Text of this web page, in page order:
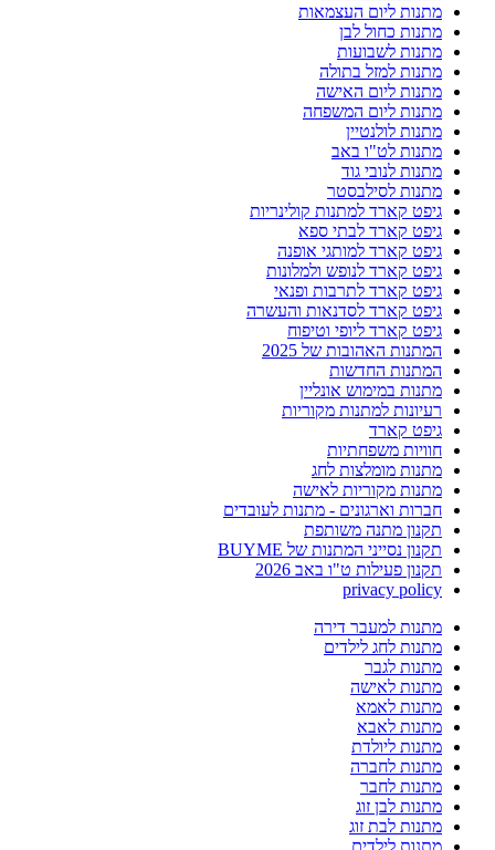
מתנות ליום העצמאות
מתנות כחול לבן
מתנות לשבועות
מתנות למזל בתולה
מתנות ליום האישה
מתנות ליום המשפחה
מתנות לולנטיין
מתנות לט"ו באב
מתנות לנובי גוד
מתנות לסילבסטר
גיפט קארד למתנות קולינריות
גיפט קארד לבתי ספא
גיפט קארד למותגי אופנה
גיפט קארד לנופש ולמלונות
גיפט קארד לתרבות ופנאי
גיפט קארד לסדנאות והעשרה
גיפט קארד ליופי וטיפוח
המתנות האהובות של 2025
המתנות החדשות
מתנות במימוש אונליין
רעיונות למתנות מקוריות
גיפט קארד
חוויות משפחתיות
מתנות מומלצות לחג
מתנות מקוריות לאישה
חברות וארגונים - מתנות לעובדים
תקנון מתנה משותפת
תקנון נסייני המתנות של BUYME
תקנון פעילות ט"ו באב 2026
privacy policy
מתנות למעבר דירה
מתנות לחג לילדים
מתנות לגבר
מתנות לאישה
מתנות לאמא
מתנות לאבא
מתנות ליולדת
מתנות לחברה
מתנות לחבר
מתנות לבן זוג
מתנות לבת זוג
מתנות לילדים